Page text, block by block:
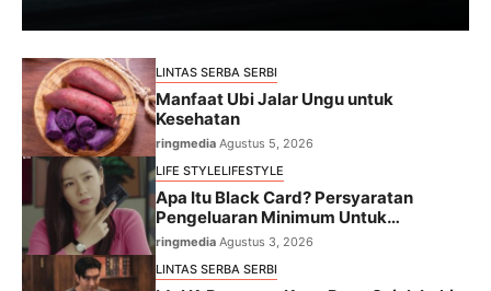
LINTAS SERBA SERBI
Manfaat Ubi Jalar Ungu untuk
Kesehatan
ringmedia Agustus 5, 2026
LIFE STYLELIFESTYLE
Apa Itu Black Card? Persyaratan
Pengeluaran Minimum Untuk
Mendapatkannya
ringmedia Agustus 3, 2026
LINTAS SERBA SERBI